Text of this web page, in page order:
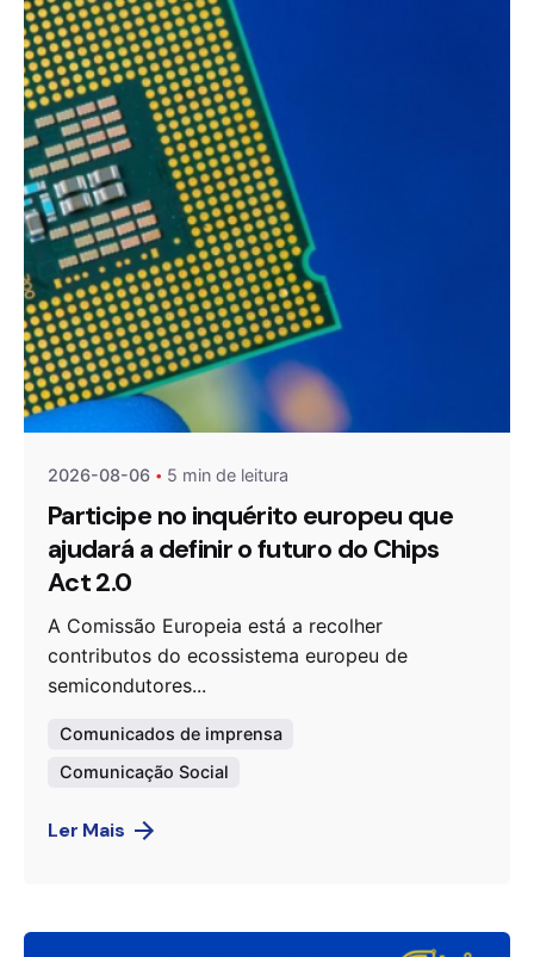
Publicado por
Agenda da Microeletrónica
2026-08-06 5 min de leitura
Participe no inquérito europeu que
ajudará a definir o futuro do Chips
Act 2.0
A Comissão Europeia está a recolher
contributos do ecossistema europeu de
semicondutores...
Comunicados de imprensa
Comunicação Social
Ler Mais